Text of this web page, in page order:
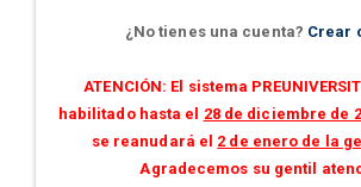
¿No tienes una cuenta? Crear
ATENCIÓN: El sistema
habilitado hasta el 28 de diciembre de
se reanudará el 2 de enero de la
Agradecemos su gentil